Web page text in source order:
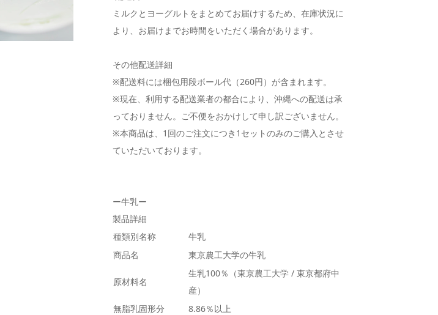
ミルクとヨーグルトをまとめてお届けするため、在庫状況に
より、お届けまでお時間をいただく場合があります。
その他配送詳細
※配送料には梱包用段ボール代（260円）が含まれます。
※現在、利用する配送業者の都合により、沖縄への配送は承
っておりません。ご不便をおかけして申し訳ございません。
※本商品は、1回のご注文につき1セットのみのご購入とさせ
ていただいております。
ー牛乳ー
製品詳細
種類別名称
牛乳
商品名
東京農工大学の牛乳
原材料名
生乳100％（東京農工大学 / 東京都府中
産）
無脂乳固形分
8.86％以上